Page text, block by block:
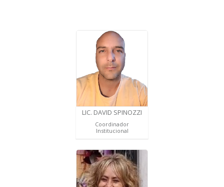
LIC. DAVID SPINOZZI
Coordinador
Institucional